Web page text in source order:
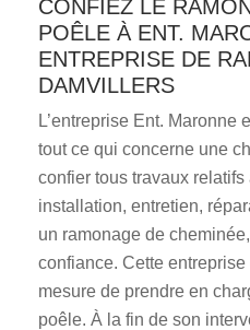
CONFIEZ LE
POÊLE À ENT.
ENTREPRISE DE
DAMVILLERS
L’entreprise Ent. Maronne
tout ce qui concerne une
confier tous travaux
installation, entretien,
un ramonage de
confiance. Cette
mesure de prendre en
poêle. À la fin de son